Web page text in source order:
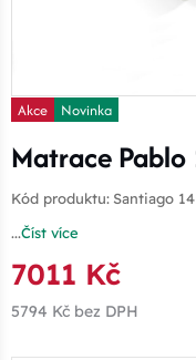
Akce Novinka
Matrace
Kód produktu: Santiago
...Číst více
7011 Kč
5794 Kč bez DPH